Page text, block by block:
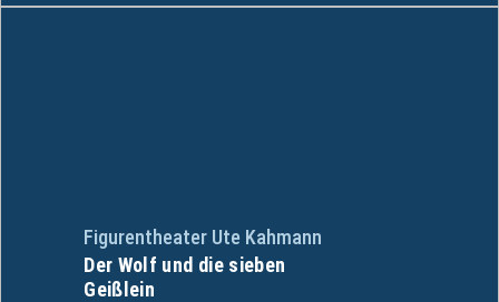
Figurentheater Ute Kahmann
Der Wolf und die sieben
Geißlein